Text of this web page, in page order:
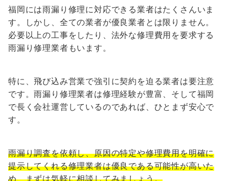
福岡には雨漏り修理に対応できる業者はたくさんいま
す。しかし、全ての業者が優良業者とは限りません。
必要以上の工事をしたり、法外な修理費用を要求する
雨漏り修理業者もいます。
特に、飛び込み営業で強引に契約を迫る業者は要注意
です。雨漏り修理業者は修理経験が豊富、そして福岡
で長く会社運営しているのであれば、ひとまず安心で
す。
雨漏り調査を依頼し、原因の特定や修理費用を明確に
提示してくれる修理業者は優良である可能性が高いた
め、まずは気軽に相談してみましょう。